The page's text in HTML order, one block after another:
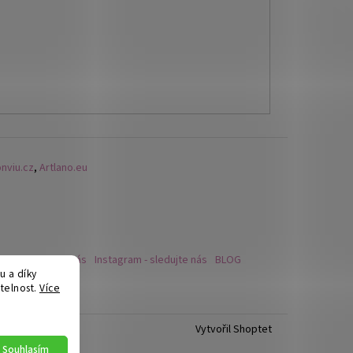
a díky
Více
Souhlasím
, Artlano.eu
- sledujte nás Instagram - sledujte nás BLOG
Vytvořil Shoptet